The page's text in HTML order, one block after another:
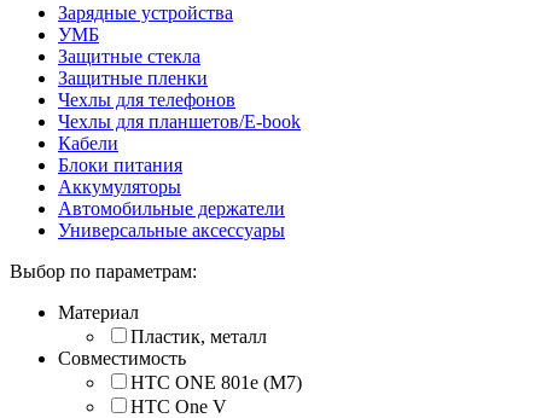
Зарядные устройства
УМБ
Защитные стекла
Защитные пленки
Чехлы для телефонов
Чехлы для планшетов/E-book
Кабели
Блоки питания
Аккумуляторы
Автомобильные держатели
Универсальные аксессуары
Выбор по параметрам:
Материал
Пластик, металл
Совместимость
HTC ONE 801e (M7)
HTC One V